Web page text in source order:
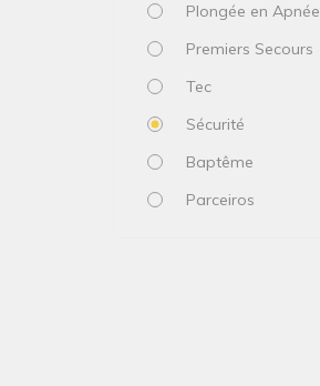
Plongée en Apnée
Premiers Secours
Tec
Sécurité
Baptême
Parceiros